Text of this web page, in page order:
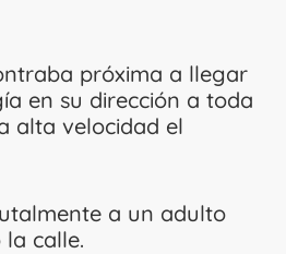
próxima a llegar
en su dirección a toda
alta velocidad el
a un adulto
calle.